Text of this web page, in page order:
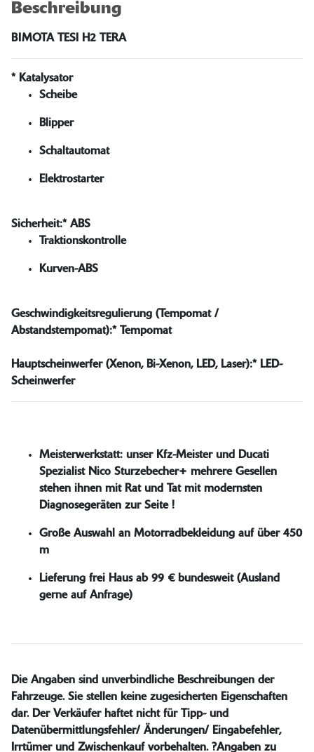
Beschreibung
BIMOTA TESI H2 TERA
* Katalysator
Scheibe
Blipper
Schaltautomat
Elektrostarter
Sicherheit:* ABS
Traktionskontrolle
Kurven-ABS
Geschwindigkeitsregulierung (Tempomat /
Abstandstempomat):* Tempomat
Hauptscheinwerfer (Xenon, Bi-Xenon, LED, Laser):* LED-
Scheinwerfer
Meisterwerkstatt: unser Kfz-Meister und Ducati
Spezialist Nico Sturzebecher+ mehrere Gesellen
stehen ihnen mit Rat und Tat mit modernsten
Diagnosegeräten zur Seite !
Große Auswahl an Motorradbekleidung auf über 450
m
Lieferung frei Haus ab 99 € bundesweit (Ausland
gerne auf Anfrage)
Die Angaben sind unverbindliche Beschreibungen der
Fahrzeuge. Sie stellen keine zugesicherten Eigenschaften
dar. Der Verkäufer haftet nicht für Tipp- und
Datenübermittlungsfehler/ Änderungen/ Eingabefehler,
Irrtümer und Zwischenkauf vorbehalten. ?Angaben zu